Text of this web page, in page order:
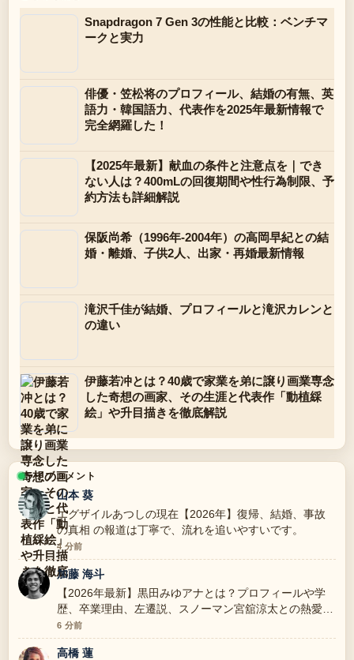
Snapdragon 7 Gen 3の性能と比較：ベンチマ
ークと実力
俳優・笠松将のプロフィール、結婚の有無、英
語力・韓国語力、代表作を2025年最新情報で
完全網羅した！
【2025年最新】献血の条件と注意点を｜でき
ない人は？400mLの回復期間や性行為制限、予
約方法も詳細解説
保阪尚希（1996年-2004年）の高岡早紀との結
婚・離婚、子供2人、出家・再婚最新情報
滝沢千佳が結婚、プロフィールと滝沢カレンと
の違い
伊藤若冲とは？40歳で家業を弟に譲り画業専念
した奇想の画家、その生涯と代表作「動植綵
絵」や升目描きを徹底解説
ライブコメント
山本 葵
エグザイルあつしの現在【2026年】復帰、結婚、事故
の真相 の報道は丁寧で、流れを追いやすいです。
4 分前
加藤 海斗
【2026年最新】黒田みゆアナとは？プロフィールや学
歴、卒業理由、左遷説、スノーマン宮舘涼太との熱愛を
全解説 周辺の検証がしっかりしていて安心感がありま
す。
6 分前
高橋 蓮